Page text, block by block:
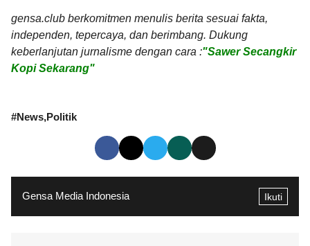
gensa.club berkomitmen menulis berita sesuai fakta,
independen, tepercaya, dan berimbang. Dukung
keberlanjutan jurnalisme dengan cara :"Sawer Secangkir
Kopi Sekarang"
#News Politik
Gensa Media Indonesia Ikuti